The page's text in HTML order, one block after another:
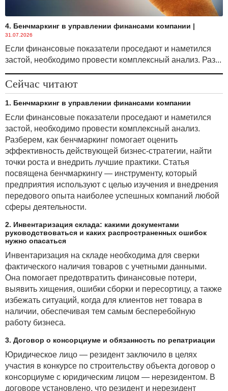
4. Бенчмаркинг в управлении финансами компании |
31.07.2026
Если финансовые показатели проседают и наметился
застой, необходимо провести комплексный анализ. Раз...
Сейчас читают
1. Бенчмаркинг в управлении финансами компании
Если финансовые показатели проседают и наметился
застой, необходимо провести комплексный анализ.
Разберем, как бенчмаркинг помогает оценить
эффективность действующей бизнес-стратегии, найти
точки роста и внедрить лучшие практики. Статья
посвящена бенчмаркингу — инструменту, который
предприятия используют с целью изучения и внедрения
передового опыта наиболее успешных компаний любой
сферы деятельности.
2. Инвентаризация склада: какими документами
руководствоваться и каких распространенных ошибок
нужно опасаться
Инвентаризация на складе необходима для сверки
фактического наличия товаров с учетными данными.
Она помогает предотвратить финансовые потери,
выявить хищения, ошибки сборки и пересортицу, а также
избежать ситуаций, когда для клиентов нет товара в
наличии, обеспечивая тем самым бесперебойную
работу бизнеса.
3. Договор о консорциуме и обязанность по репатриации
Юридическое лицо — резидент заключило в целях
участия в конкурсе по строительству объекта договор о
консорциуме с юридическим лицом — нерезидентом. В
договоре установлено, что резидент и нерезидент